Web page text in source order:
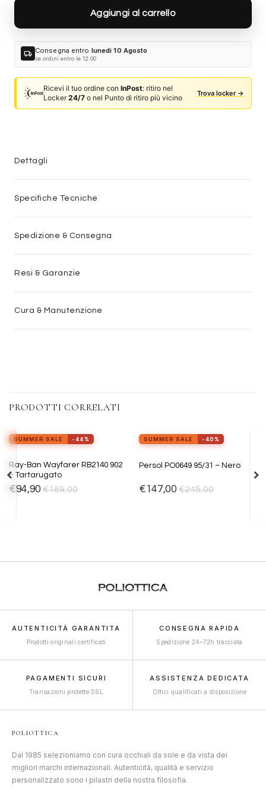
Aggiungi al carrello
local_shipping Consegna entro lunedì 10 Agosto
se ordini entro le 12:00
Ricevi il tuo ordine conInPost: ritiro nel
Locker24/7 o nel Punto di ritiro più vicino
Trova locker →
Dettagli
Specifiche Tecniche
Spedizione & Consegna
Resi & Garanzie
Cura & Manutenzione
PRODOTTI CORRELATI
Aggiungi
alla lista
view_in_arProvalo ora
SUMMER SALE -44%
Ray-Ban Wayfarer RB2140 902
– Tartarugato
€94,90 €169,00
alla lista
SUMMER SALE -40%
Persol PO0649 95/31 – Nero
€147,00 €245,00
AUTENTICITÀ GARANTITA
Prodotti originali certificati
CONSEGNA RAPIDA
Spedizione 24–72h tracciata
PAGAMENTI SICURI
Transazioni protette SSL
ASSISTENZA DEDICATA
Ottici qualificati a disposizione
POLIOTTICA
Dal 1985 selezioniamo con cura occhiali da sole e da vista dei
migliori marchi internazionali. Autenticità, qualità e servizio
personalizzato sono i pilastri della nostra filosofia.